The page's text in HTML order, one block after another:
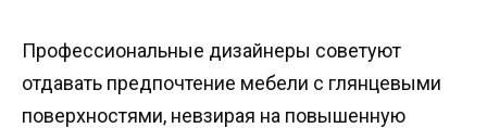
Профессиональные дизайнеры советуют
отдавать предпочтение мебели с глянцевыми
поверхностями, невзирая на повышенную